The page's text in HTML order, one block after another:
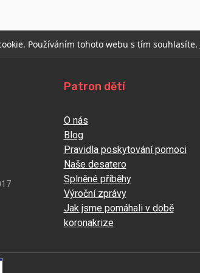
Používáním tohoto webu s tím souhlasíte.
Patron dětí
O nás
Blog
Pravidla poskytování pomoci
Naše desatero
Splněné příběhy
Výroční zprávy
Jak jsme pomáhali v době
koronakrize